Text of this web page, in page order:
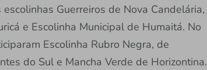
Guerreiros de Nova Candelária,
e Escolinha Municipal de Humaitá. No
Escolinha Rubro Negra, de
do Sul e Mancha Verde de Horizontina.